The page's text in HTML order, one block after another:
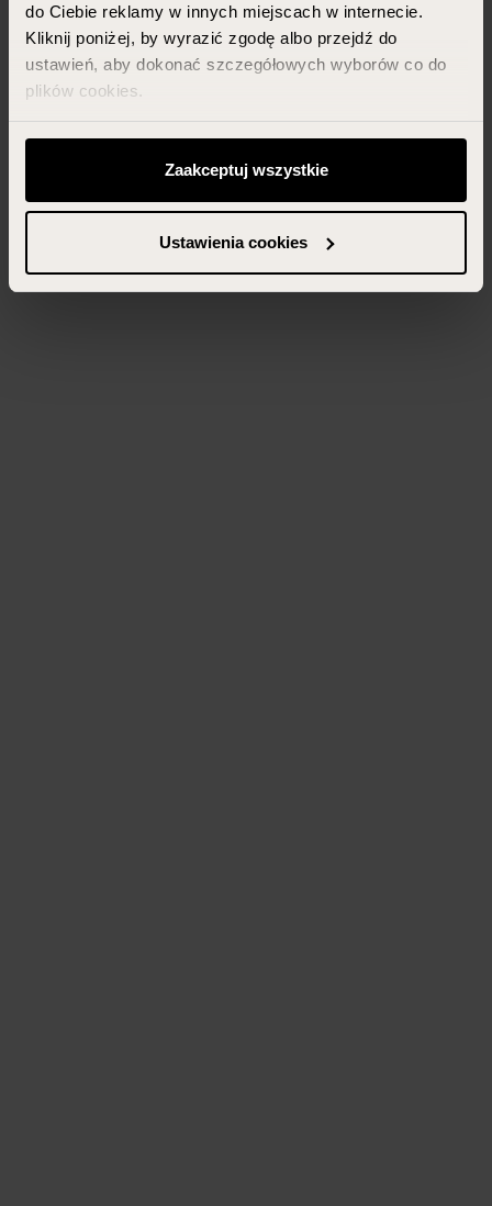
do Ciebie reklamy w innych miejscach w internecie.
Kliknij poniżej, by wyrazić zgodę albo przejdź do
ustawień, aby dokonać szczegółowych wyborów co do
plików cookies.
Możesz zawsze zarządzać swoimi zgodami (w tym
odwołać te, których udzieliłeś wcześniej) klikając w
przycisk „Ustawienia cookies” widoczny na samym dole
Więcej informacji znajdziesz w zakładce „Szczegóły”
Zaakceptuj wszystkie
Ustawienia cookies